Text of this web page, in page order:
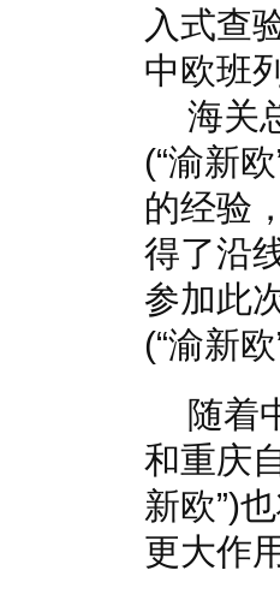
入式查
中欧班
海关
(“渝新
的经验
得了沿
参加此
(“渝新
随着
和重庆
新欧”)
更大作